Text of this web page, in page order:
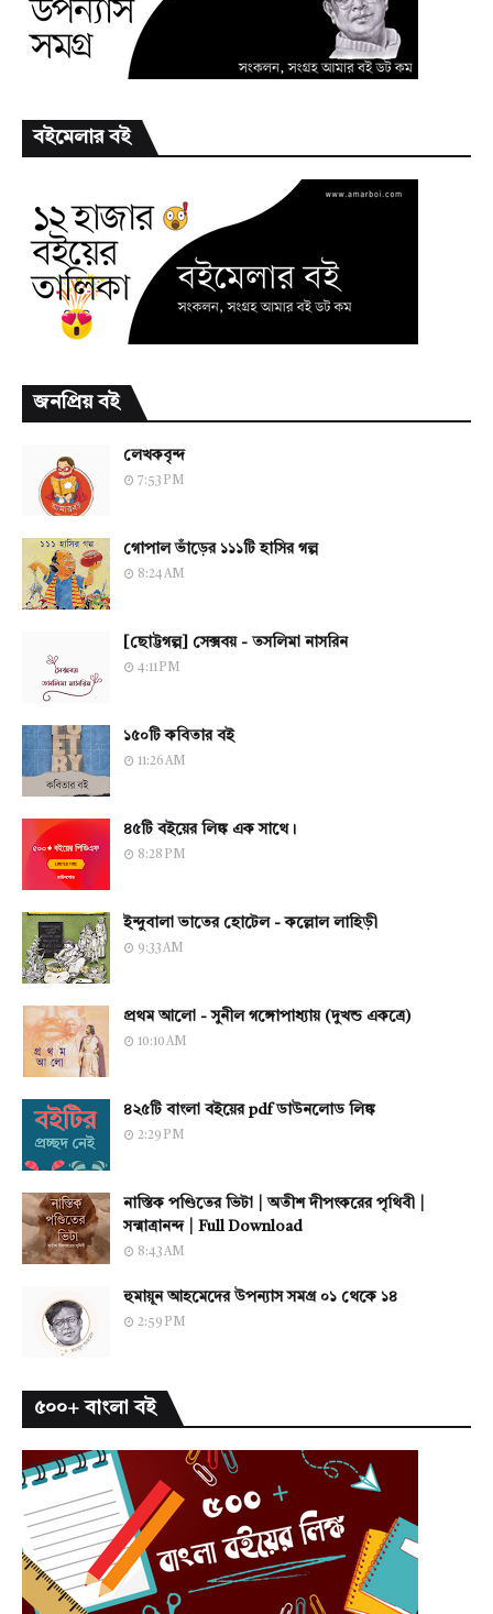
বইমেলার বই
জনপ্রিয় বই
লেখকবৃন্দ
7:53 PM
গোপাল ভাঁড়ের ১১১টি হাসির গল্প
8:24 AM
[ছোট্টগল্প] সেক্সবয় - তসলিমা নাসরিন
4:11 PM
১৫০টি কবিতার বই
11:26 AM
৪৫টি বইয়ের লিঙ্ক এক সাথে।
8:28 PM
ইন্দুবালা ভাতের হোটেল - কল্লোল লাহিড়ী
9:33 AM
প্রথম আলো - সুনীল গঙ্গোপাধ্যায় (দুখন্ড একত্রে)
10:10 AM
৪২৫টি বাংলা বইয়ের pdf ডাউনলোড লিঙ্ক
2:29 PM
নাস্তিক পণ্ডিতের ভিটা | অতীশ দীপংকরের পৃথিবী |
সন্মাত্রানন্দ | Full Download
8:43 AM
হুমায়ূন আহমেদের উপন্যাস সমগ্র ০১ থেকে ১৪
2:59 PM
৫০০+ বাংলা বই